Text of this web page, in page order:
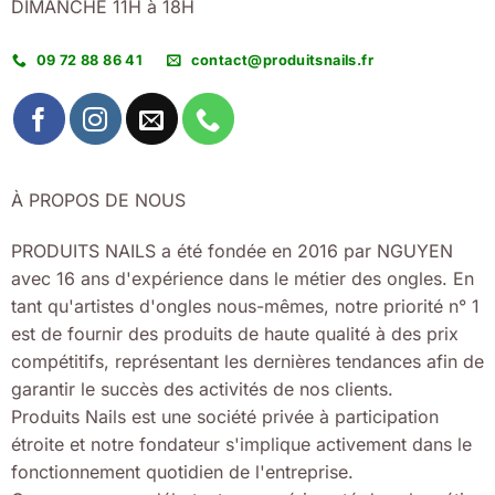
DIMANCHE 11H à 18H
09 72 88 86 41 contact@produitsnails.fr
À PROPOS DE NOUS
PRODUITS NAILS a été fondée en 2016 par NGUYEN
avec 16 ans d'expérience dans le métier des ongles. En
tant qu'artistes d'ongles nous-mêmes, notre priorité n° 1
est de fournir des produits de haute qualité à des prix
compétitifs, représentant les dernières tendances afin de
garantir le succès des activités de nos clients.
Produits Nails est une société privée à participation
étroite et notre fondateur s'implique activement dans le
fonctionnement quotidien de l'entreprise.